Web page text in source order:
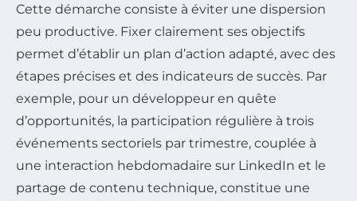
Cette démarche consiste à éviter une dispersion
peu productive. Fixer clairement ses objectifs
permet d’établir un plan d’action adapté, avec des
étapes précises et des indicateurs de succès. Par
exemple, pour un développeur en quête
d’opportunités, la participation régulière à trois
événements sectoriels par trimestre, couplée à
une interaction hebdomadaire sur LinkedIn et le
partage de contenu technique, constitue une